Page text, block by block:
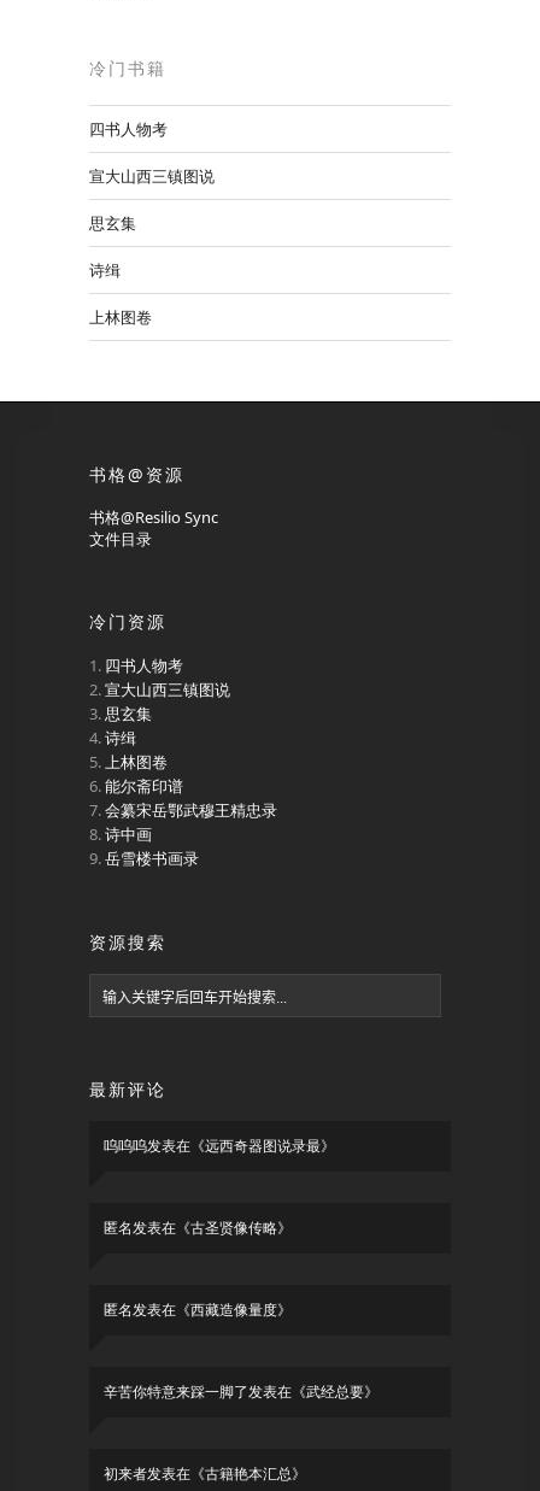
冷门书籍
四书人物考
宣大山西三镇图说
思玄集
诗缉
上林图卷
书格@资源
书格@Resilio Sync
文件目录
冷门资源
四书人物考
宣大山西三镇图说
思玄集
诗缉
上林图卷
能尔斋印谱
会纂宋岳鄂武穆王精忠录
诗中画
岳雪楼书画录
资源搜索
最新评论
呜呜呜发表在《远西奇器图说录最》
匿名发表在《古圣贤像传略》
匿名发表在《西藏造像量度》
辛苦你特意来踩一脚了发表在《武经总要》
初来者发表在《古籍艳本汇总》